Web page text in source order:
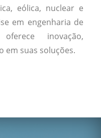
eólica, nuclear e
em engenharia de
inovação,
em suas soluções.